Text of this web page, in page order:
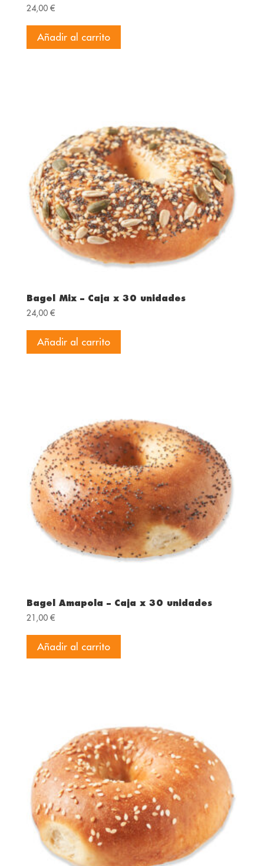
24,00 €
Añadir al carrito
Bagel Mix – Caja x 30 unidades
24,00 €
Añadir al carrito
Bagel Amapola – Caja x 30 unidades
21,00 €
Añadir al carrito